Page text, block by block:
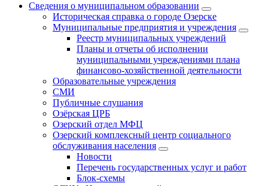
Сведения о муниципальном образовании
Историческая справка о городе Озерске
Муниципальные предприятия и учреждения
Реестр муниципальных учреждений
Планы и отчеты об исполнении
муниципальными учреждениями плана
финансово-хозяйственной деятельности
Образовательные учреждения
СМИ
Публичные слушания
Озёрская ЦРБ
Озерский отдел МФЦ
Озерский комплексный центр социального
обслуживания населения
Новости
Перечень государственных услуг и работ
Блок-схемы